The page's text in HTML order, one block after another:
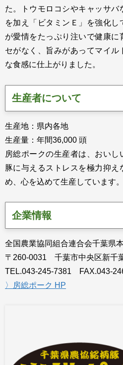
た。トウモロコシやキャッサバ
を加え「ビタミンＥ」を強化
が愛情をたっぷり注いで健康に
セがなく、旨みがあってマイ
な食感に仕上がりました。
生産者について
生産地：県内各地
生産量：年間36,000 頭
房総ポークの生産者は、おいし
豚に与えるストレスを極力抑
め、心を込めて生産しています。
企業情報
全国農業協同組合連合会千葉県
〒260-0031 千葉市中央区新千
TEL.043-245-7381 FAX.043-
〉房総ポーク HP